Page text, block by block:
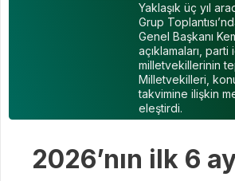
Yaklaşık üç yıl
Grup
Genel Başkanı
açıklamaları, parti
milletvekillerinin
Milletvekilleri,
takvimine ilişkin
eleştirdi.
2026’nın ilk 6